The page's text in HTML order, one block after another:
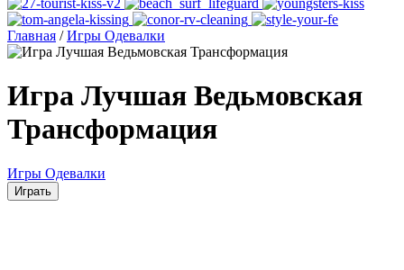
Главная / Игры Одевалки
Игра Лучшая Ведьмовская
Трансформация
Игры Одевалки
Играть